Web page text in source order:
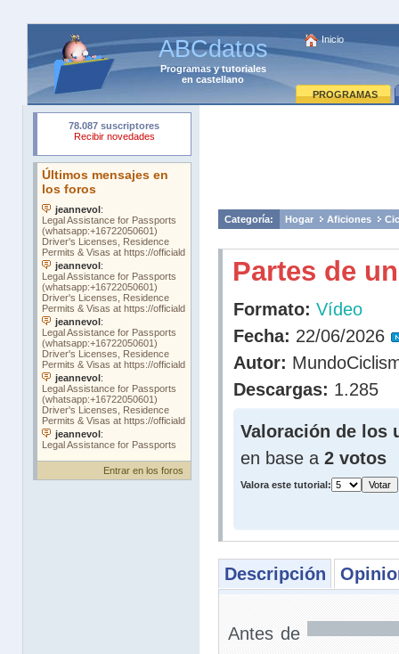
ABCdatos
Programasytutoriales
en castellano
Inicio
PROGRAMAS
Entrar en los foros
Categoría: Hogar Aficiones
Partes de
Formato: Vídeo
Fecha: 22/06/2026
Autor:
Descargas: 1.285
Valoración de los
en base a 2 votos
Valora este tutorial:
Descripción
Antes de